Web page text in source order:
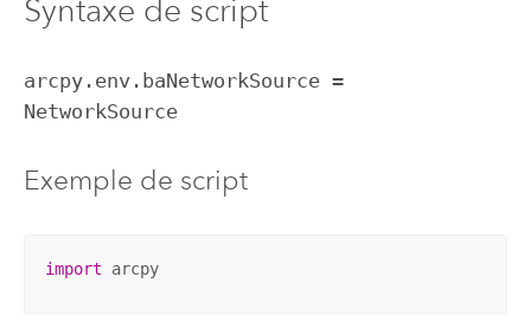
Syntaxe de script
arcpy.env.baNetworkSource =
NetworkSource
Exemple de script
import arcpy